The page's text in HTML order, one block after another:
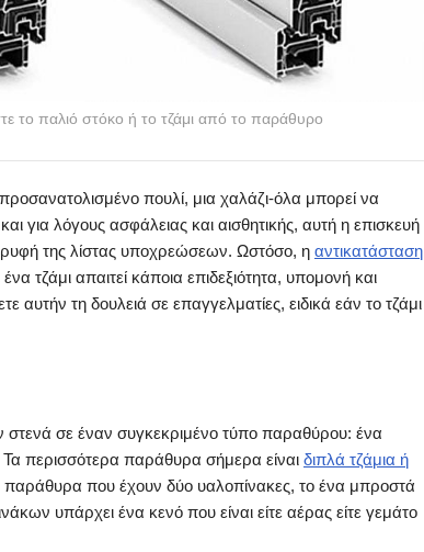
το παλιό στόκο ή το τζάμι από το παράθυρο
πουλί, μια χαλάζι-όλα μπορεί να
για λόγους ασφάλειας και αισθητικής, αυτή η επισκευή
της λίστας υποχρεώσεων. Ωστόσο, η αντικατάσταση
τζάμι απαιτεί κάποια επιδεξιότητα, υπομονή και
τη δουλειά σε επαγγελματίες, ειδικά εάν το τζάμι
στενά σε έναν συγκεκριμένο τύπο παραθύρου: ένα
περισσότερα παράθυρα σήμερα είναι διπλά τζάμια ή
παράθυρα που έχουν δύο υαλοπίνακες, το ένα μπροστά
υπάρχει ένα κενό που είναι είτε αέρας είτε γεμάτο